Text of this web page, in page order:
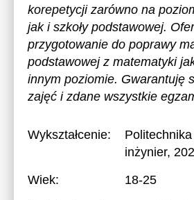
korepetycji zarówno na
jak i szkoły podstawowej.
przygotowanie do poprawy
podstawowej z matematyki
innym poziomie. Gwarantuję
zajęć i zdane wszystkie
Wykształcenie:
inżynier,
Wiek:
18-25